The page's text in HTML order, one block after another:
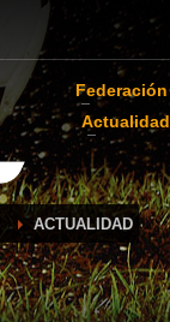
Federación
Actualidad
ACTUALIDAD